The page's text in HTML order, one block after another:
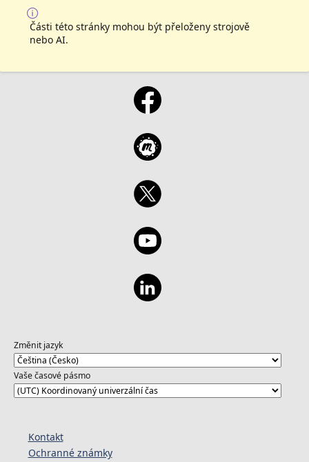
Části této stránky mohou být přeloženy strojově
nebo AI.
Změnit jazyk
Vaše časové pásmo
Kontakt
Ochranné známky